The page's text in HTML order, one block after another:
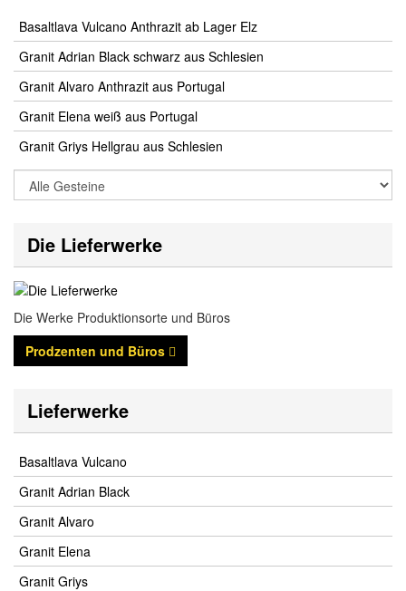
Basaltlava Vulcano Anthrazit ab Lager Elz
Granit Adrian Black schwarz aus Schlesien
Granit Alvaro Anthrazit aus Portugal
Granit Elena weiß aus Portugal
Granit Griys Hellgrau aus Schlesien
Die Lieferwerke
Die Werke Produktionsorte und Büros
Prodzenten und Büros
Lieferwerke
Basaltlava Vulcano
Granit Adrian Black
Granit Alvaro
Granit Elena
Granit Griys